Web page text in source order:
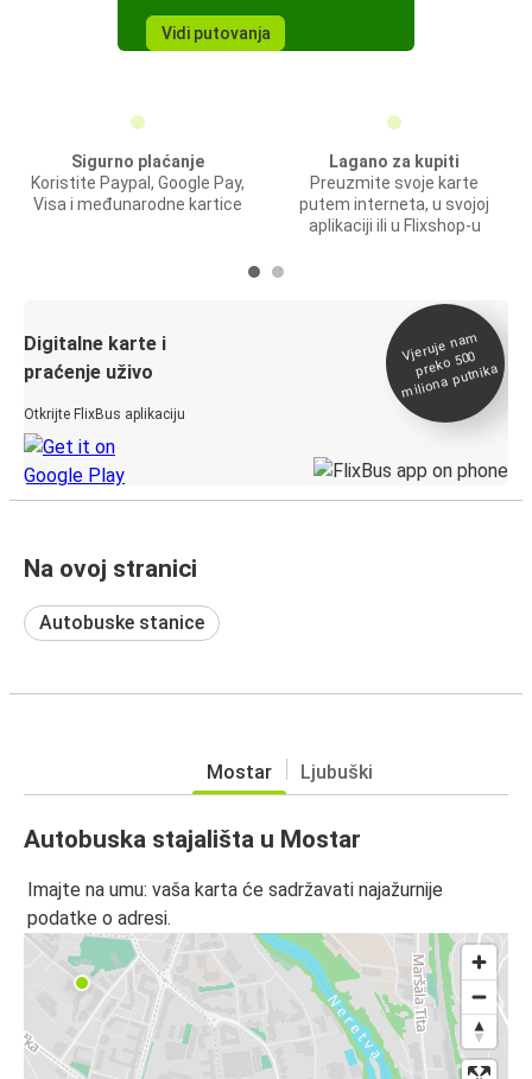
Vidi putovanja
Sigurno plaćanje
Koristite Paypal, Google Pay,
Visa i međunarodne kartice
Lagano za kupiti
Preuzmite svoje karte
putem interneta, u svojoj
aplikaciji ili u Flixshop-u
Digitalne karte i
praćenje uživo
Otkrijte FlixBus aplikaciju
Vjeruje na
m
preko 500
miliona putnika
Na ovoj stranici
Autobuske stanice
Mostar Ljubuški
Autobuska stajališta u Mostar
Imajte na umu: vaša karta će sadržavati najažurnije
podatke o adresi.